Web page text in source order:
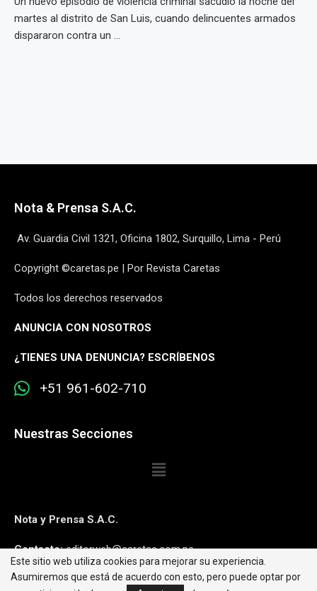
martes al distrito de San Luis, cuando delincuentes armados
dispararon contra un ...
Nota & Prensa S.A.C.
Av. Guardia Civil 1321, Oficina 1802, Surquillo, Lima - Perú
Copyright ©caretas.pe | Por Revista Caretas
Todos los derechos reservados
ANUNCIA CON NOSOTROS
¿TIENES UNA DENUNCIA? ESCRÍBENOS
+51 961-602-710
Nuestras Secciones
Nota y Prensa S.A.C.
Contacto:editorweb@caretas.com.pe
Síguenos:
Este sitio web utiliza cookies para mejorar su experiencia.
Asumiremos que está de acuerdo con esto, pero puede optar por